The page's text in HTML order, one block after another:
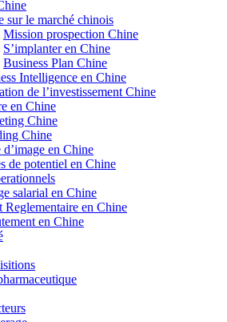
sur le marché chinois
Mission prospection Chine
S’implanter en Chine
Business Plan Chine
Intelligence en Chine
de l’investissement Chine
en Chine
Chine
Chine
d’image en Chine
de potentiel en Chine
salarial en Chine
Reglementaire en Chine
en Chine